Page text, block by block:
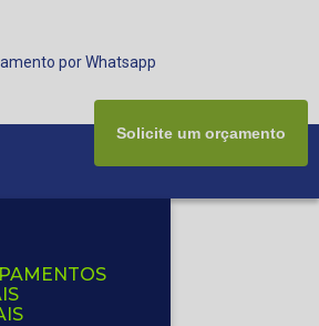
por Whatsapp
Solicite um orçamento